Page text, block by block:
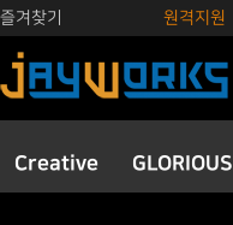
즐겨찾기 원격지원
Creative GLORIOUS